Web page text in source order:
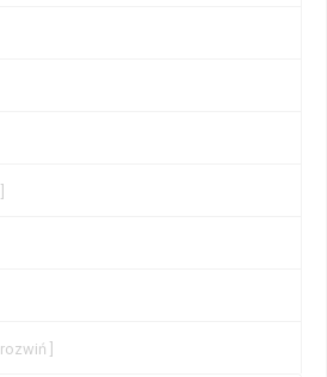
[ rozwiń ]